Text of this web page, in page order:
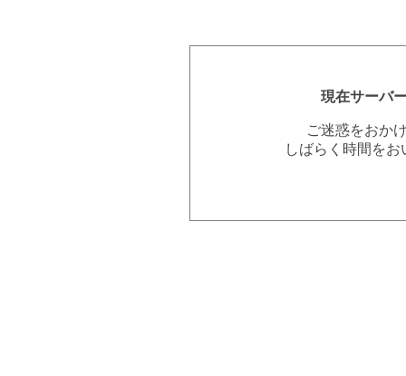
現在サーバ
ご迷惑をおか
しばらく時間を